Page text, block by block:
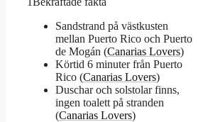
Sandstrand på västkusten
mellan Puerto Rico och Puerto
de Mogán (Canarias Lovers)
Körtid 6 minuter från Puerto
Rico (Canarias Lovers)
Duschar och solstolar finns,
ingen toalett på stranden
(Canarias Lovers)